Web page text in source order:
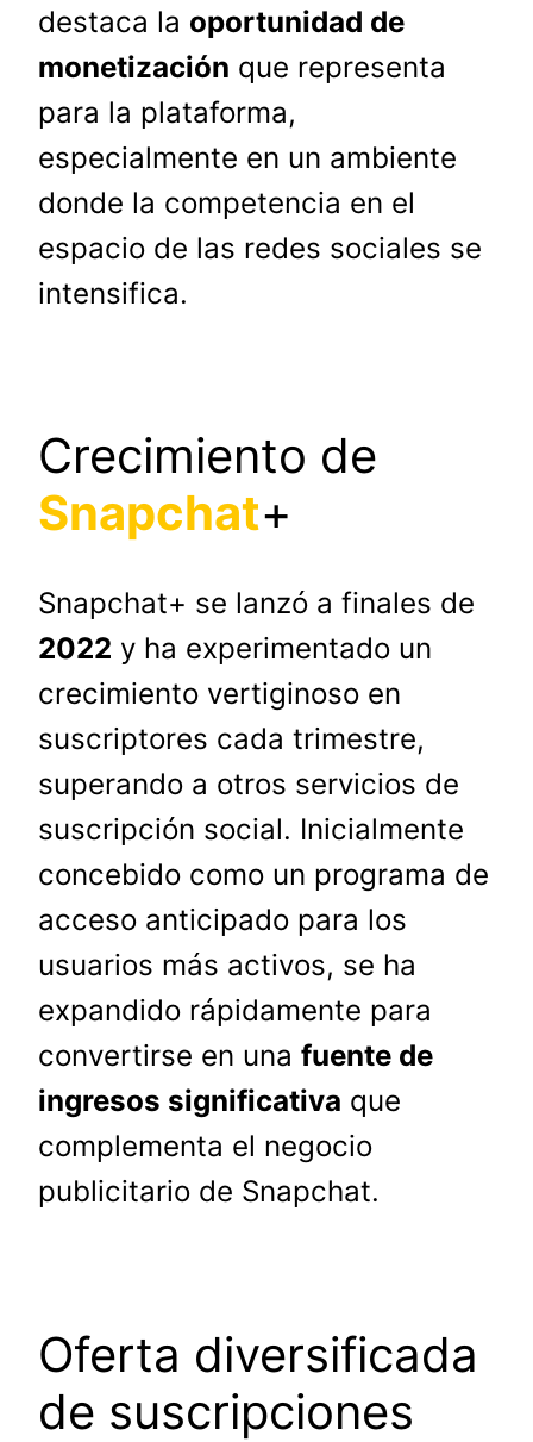
destaca la oportunidad de
monetización que representa
para la plataforma,
especialmente en un ambiente
donde la competencia en el
espacio de las redes sociales se
intensifica.
Crecimiento de
Snapchat+
Snapchat+ se lanzó a finales de
2022 y ha experimentado un
crecimiento vertiginoso en
suscriptores cada trimestre,
superando a otros servicios de
suscripción social. Inicialmente
concebido como un programa de
acceso anticipado para los
usuarios más activos, se ha
expandido rápidamente para
convertirse en una fuente de
ingresos significativa que
complementa el negocio
publicitario de Snapchat.
Oferta diversificada
de suscripciones